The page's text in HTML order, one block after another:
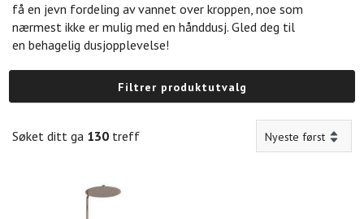
få en jevn fordeling av vannet over kroppen, noe som
nærmest ikke er mulig med en hånddusj. Gled deg til
en behagelig dusjopplevelse!
Filtrer produktutvalg
Søket ditt ga 130 treff